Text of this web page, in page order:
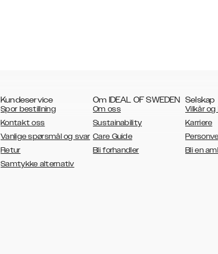
Kundeservice
Spor bestillning
Kontakt oss
Vanlige spørsmål og svar
Retur
Samtykke alternativ
Om IDEAL OF SWEDEN
Om oss
Sustainability
Care Guide
Bli forhandler
Selskap
Vilkår
Karriere
Bli en
AUSTRALIA